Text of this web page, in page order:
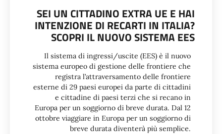
SEI UN CITTADINO EXTRA UE E HAI
INTENZIONE DI RECARTI IN ITALIA?
SCOPRI IL NUOVO SISTEMA EES
Il sistema di ingressi/uscite (EES) è il nuovo
sistema europeo di gestione delle frontiere che
registra l’attraversamento delle frontiere
esterne di 29 paesi europei da parte di cittadini
e cittadine di paesi terzi che si recano in
Europa per un soggiorno di breve durata. Dal 12
ottobre viaggiare in Europa per un soggiorno di
breve durata diventerà più semplice.